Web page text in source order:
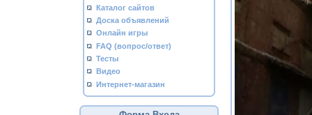
Каталог сайтов
Доска объявлений
Онлайн игры
FAQ (вопрос/ответ)
Тесты
Видео
Интернет-магазин